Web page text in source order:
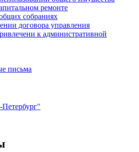
ремонте
собраниях
договора управления
к административной
письма